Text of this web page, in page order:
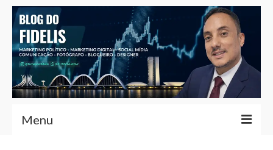
Menu